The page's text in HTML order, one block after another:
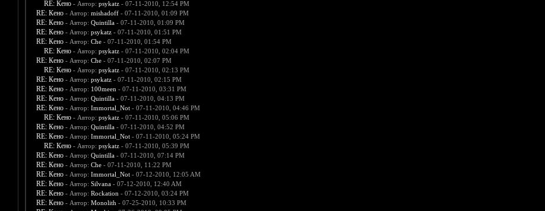
RE: Кено - Автор: psykatz- 07-11-2010, 12:54 PM
RE: Кено - Автор: mishadoff- 07-11-2010, 01:09 PM
RE: Кено - Автор: Quintilla- 07-11-2010, 01:09 PM
RE: Кено - Автор: psykatz- 07-11-2010, 01:51 PM
RE: Кено - Автор: Che- 07-11-2010, 01:54 PM
RE: Кено - Автор: psykatz- 07-11-2010, 02:04 PM
RE: Кено - Автор: Che- 07-11-2010, 02:07 PM
RE: Кено - Автор: psykatz- 07-11-2010, 02:13 PM
RE: Кено - Автор: psykatz- 07-11-2010, 02:15 PM
RE: Кено - Автор: 100meen - 07-11-2010, 03:31 PM
RE: Кено - Автор: Quintilla- 07-11-2010, 04:13 PM
RE: Кено - Автор: Immortal_Not- 07-11-2010, 04:46 PM
RE: Кено - Автор: psykatz- 07-11-2010, 05:06 PM
RE: Кено - Автор: Quintilla- 07-11-2010, 04:52 PM
RE: Кено - Автор: Immortal_Not- 07-11-2010, 05:24 PM
RE: Кено - Автор: psykatz- 07-11-2010, 05:39 PM
RE: Кено - Автор: Quintilla- 07-11-2010, 07:14 PM
RE: Кено - Автор: Che- 07-11-2010, 11:22 PM
RE: Кено - Автор: Immortal_Not- 07-12-2010, 12:05 AM
RE: Кено - Автор: Silvana- 07-12-2010, 12:40 AM
RE: Кено - Автор: Rockation - 07-12-2010, 03:24 PM
RE: Кено - Автор: Monolith - 07-25-2010, 10:33 PM